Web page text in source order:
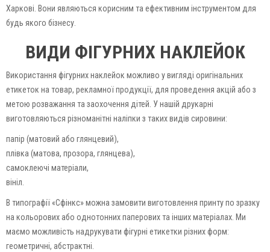
Харкові. Вони являються корисним та ефективним інструментом для
будь якого бізнесу.
ВИДИ ФІГУРНИХ НАКЛЕЙОК
Використання фігурних наклейок можливо у вигляді оригінальних
етикеток на товар, рекламної продукції, для проведення акцій або з
метою розважання та заохочення дітей. У нашій друкарні
виготовляються різноманітні наліпки з таких видів сировини:
папір (матовий або глянцевий),
плівка (матова, прозора, глянцева),
самоклеючі матеріали,
вініл.
В типографії «Сфінкс» можна замовити виготовлення принту по зразку
на кольорових або однотонних паперових та інших матеріалах. Ми
маємо можливість надрукувати фігурні етикетки різних форм:
геометричні, абстрактні.